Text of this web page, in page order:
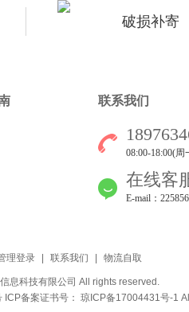
破损补寄
联系我们
08:00-18:00(
在线客
E-mail：
理登录 联系我们 物流自取
息科技有限公司 All rights reserved.
ICP备案证书号： 琼ICP备17004431号-1